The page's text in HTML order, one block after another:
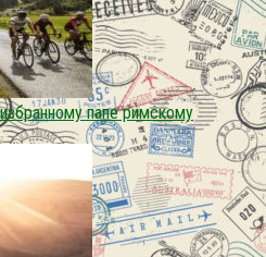
папе римскому